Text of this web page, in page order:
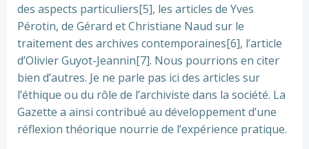
des aspects particuliers[5], les articles de Yves
Pérotin, de Gérard et Christiane Naud sur le
traitement des archives contemporaines[6], l’article
d’Olivier Guyot-Jeannin[7]. Nous pourrions en citer
bien d’autres. Je ne parle pas ici des articles sur
l’éthique ou du rôle de l’archiviste dans la société. La
Gazette a ainsi contribué au développement d’une
réflexion théorique nourrie de l’expérience pratique.